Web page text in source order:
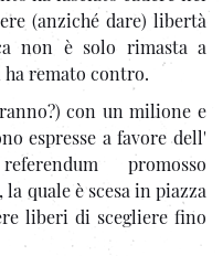
(anziché dare) libertà
non è solo rimasta a
ha remato contro.
con un milione e
espresse a favore dell'
promosso
quale è scesa in piazza
liberi di scegliere fino